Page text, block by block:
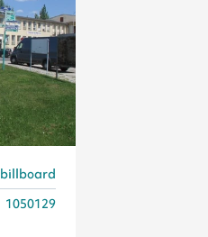
billboard
1050129